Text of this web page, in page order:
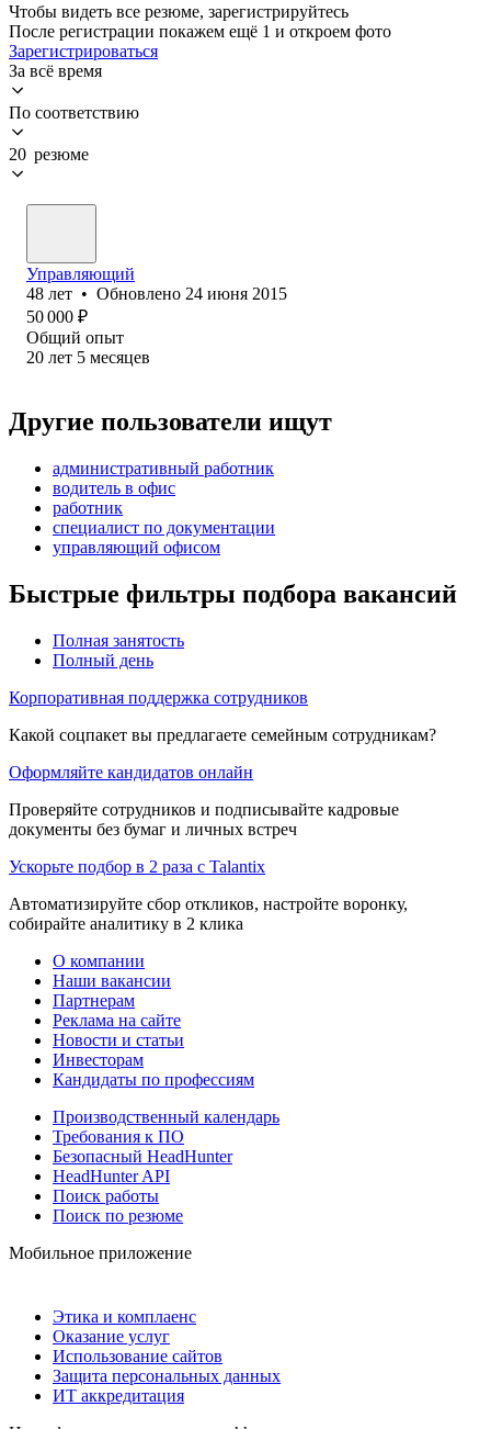
Чтобы видеть все резюме, зарегистрируйтесь
После регистрации покажем ещё 1 и откроем фото
Зарегистрироваться
За всё время
По соответствию
20 резюме
Управляющий
48 лет • Обновлено 24 июня 2015
50 000 ₽
Общий опыт
20 лет 5 месяцев
Другие пользователи ищут
административный работник
водитель в офис
работник
специалист по документации
управляющий офисом
Быстрые фильтры подбора вакансий
Полная занятость
Полный день
Корпоративная поддержка сотрудников
Какой соцпакет вы предлагаете семейным сотрудникам?
Оформляйте кандидатов онлайн
Проверяйте сотрудников и подписывайте кадровые
документы без бумаг и личных встреч
Ускорьте подбор в 2 раза с Talantix
Автоматизируйте сбор откликов, настройте воронку,
собирайте аналитику в 2 клика
О компании
Наши вакансии
Партнерам
Реклама на сайте
Новости и статьи
Инвесторам
Кандидаты по профессиям
Производственный календарь
Требования к ПО
Безопасный HeadHunter
HeadHunter API
Поиск работы
Поиск по резюме
Мобильное приложение
Этика и комплаенс
Оказание услуг
Использование сайтов
Защита персональных данных
ИТ аккредитация